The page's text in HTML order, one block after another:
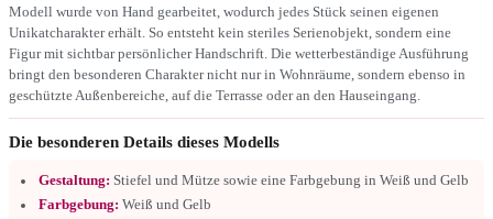
Modell wurde von Hand gearbeitet, wodurch jedes Stück seinen eigenen
Unikatcharakter erhält. So entsteht kein steriles Serienobjekt, sondern eine
Figur mit sichtbar persönlicher Handschrift. Die wetterbeständige Ausführung
bringt den besonderen Charakter nicht nur in Wohnräume, sondern ebenso in
geschützte Außenbereiche, auf die Terrasse oder an den Hauseingang.
Die besonderen Details dieses Modells
Gestaltung: Stiefel und Mütze sowie eine Farbgebung in Weiß und Gelb
Farbgebung: Weiß und Gelb